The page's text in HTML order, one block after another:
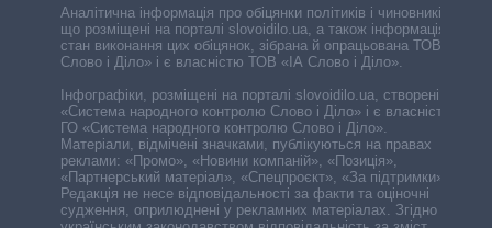
Аналітична інформація про обіцянки політиків і чиновників,
що розміщені на порталі slovoidilo.ua, а також інформація про
стан виконання цих обіцянок, зібрана й опрацьована ТОВ «ІА
Слово і Діло» і є власністю ТОВ «ІА Слово і Діло».
Інфографіки, розміщені на порталі slovoidilo.ua, створені ГО
«Система народного контролю Слово і Діло» і є власністю
ГО «Система народного контролю Слово і Діло».
Матеріали, відмічені значками, публікуються на правах
реклами: «Промо», «Новини компаній», «Позиція»,
«Партнерський матеріал», «Спецпроєкт», «За підтримки».
Редакція не несе відповідальності за факти та оціночні
судження, оприлюднені у рекламних матеріалах. Згідно з